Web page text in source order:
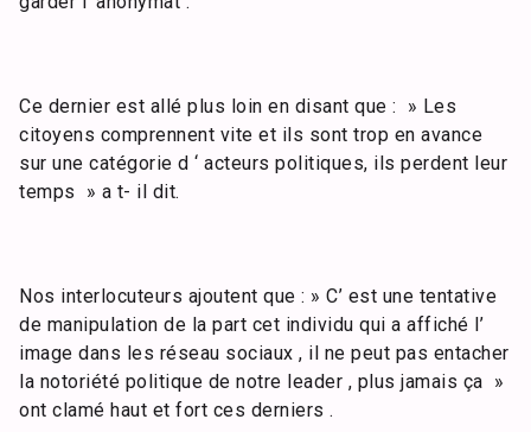
Ce dernier est allé plus loin en disant que : » Les
citoyens comprennent vite et ils sont trop en avance
sur une catégorie d ‘ acteurs politiques, ils perdent leur
temps » a t- il dit.
Nos interlocuteurs ajoutent que : » C’ est une tentative
de manipulation de la part cet individu qui a affiché l’
image dans les réseau sociaux , il ne peut pas entacher
la notoriété politique de notre leader , plus jamais ça »
ont clamé haut et fort ces derniers .